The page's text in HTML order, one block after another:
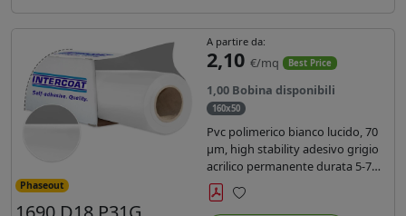
Phaseout
A partire da:
2,10 €/mq Best Price
1,00 Bobina disponibili
160x50
Pvc polimerico bianco lucido, 70
µm, high stability adesivo grigio
acrilico permanente durata 5-7
anni, per stampe con inchiostri
solvente, ecosolvente, UV e latex.
Preferiti